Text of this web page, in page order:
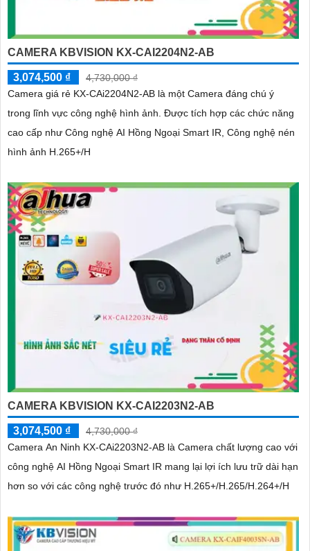
CAMERA KBVISION KX-CAI2204N2-AB
3,074,500 ₫
4,730,000 ₫
Camera giá rẻ KX-CAi2204N2-AB là một Camera đáng chú ý
trong lĩnh vực công nghệ hình ảnh. Được tích hợp các chức năng
cao cấp như Công nghệ AI Hồng Ngoại Smart IR, Công nghệ nén
hình ảnh H.265+/H
CAMERA KBVISION KX-CAI2203N2-AB
3,074,500 ₫
4,730,000 ₫
Camera An Ninh KX-CAi2203N2-AB là Camera chất lượng cao với
công nghệ AI Hồng Ngoại Smart IR mang lại lợi ích lưu trữ dài hạn
hơn so với các công nghệ trước đó như H.265+/H.265/H.264+/H